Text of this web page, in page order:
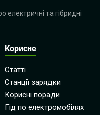
електричні та гібридні
Корисне
Статті
Станції зарядки
Корисні поради
Гід по електромобілях